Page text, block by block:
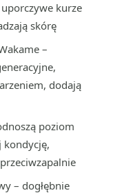
kurze
skórę
–
dodają
poziom
kondycję,
– dogłębnie